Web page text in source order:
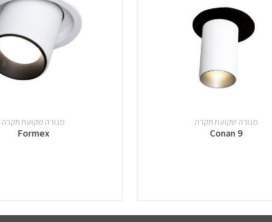
מנורה שקועת תקרה
Conan 9
מנורה שקועת תקרה
Formex